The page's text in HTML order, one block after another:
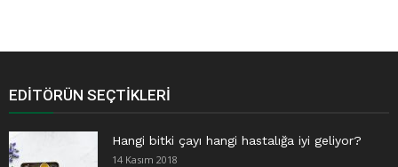
EDITÖRÜN SEÇTIKLERI
Hangi bitki çayı hangi hastalığa iyi geliyor?
14 Kasım 2018